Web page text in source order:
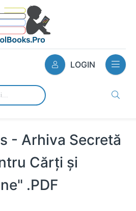
LOGIN
- Arhiva Secretă
Cărți și
.PDF